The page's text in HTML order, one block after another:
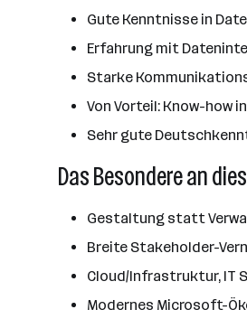
Gute Kenntnisse in
Erfahrung mit
Starke
Von Vorteil: Know-how
Sehr gute
Das Besondere an
Gestaltung statt
Breite Stakeholder-
Cloud/Infrastruktur, IT
Modernes Microsoft-